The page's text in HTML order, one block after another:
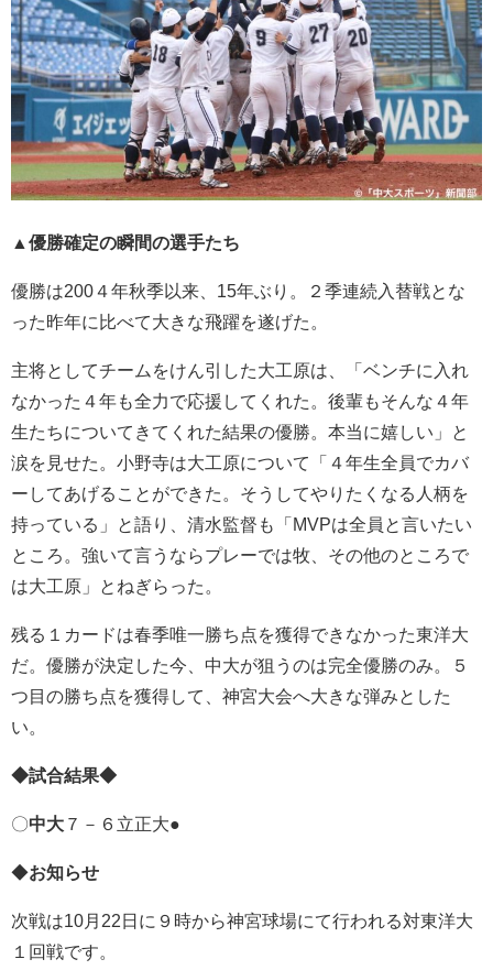
▲優勝確定の瞬間の選手たち
優勝は200４年秋季以来、15年ぶり。２季連続入替戦とな
った昨年に比べて大きな飛躍を遂げた。
主将としてチームをけん引した大工原は、「ベンチに入れ
なかった４年も全力で応援してくれた。後輩もそんな４年
生たちについてきてくれた結果の優勝。本当に嬉しい」と
涙を見せた。小野寺は大工原について「４年生全員でカバ
ーしてあげることができた。 そうしてやりたくなる人柄を
持っている」と語り、清水監督も「MVPは全員と言いたい
ところ。 強いて言うならプレーでは牧、その他のところで
は大工原」とねぎらった。
残る１カードは春季唯一勝ち点を獲得できなかった東洋大
だ。優勝が決定した今、中大が狙うのは完全優勝のみ。５
つ目の勝ち点を獲得して、神宮大会へ大きな弾みとした
い。
◆試合結果◆
〇中大 ７－６立正大●
◆お知らせ
次戦は10月22日に９時から神宮球場にて行われる対東洋大
１回戦です。